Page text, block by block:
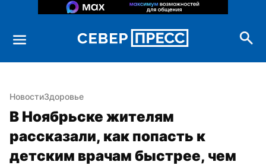
НовостиЗдоровье
В Ноябрьске жителям
рассказали, как попасть к
детским врачам быстрее, чем